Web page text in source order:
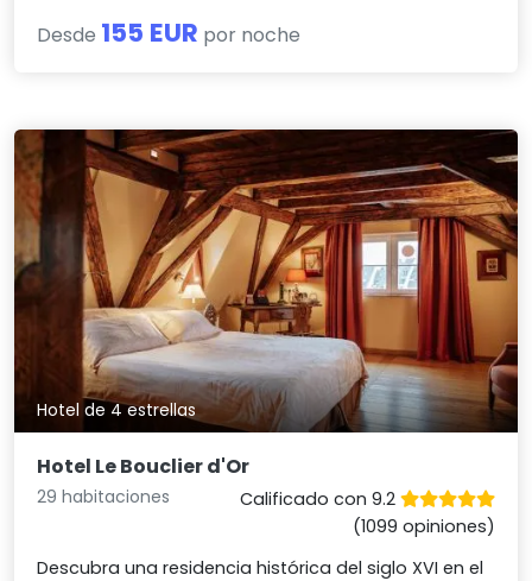
Desde 155 EUR por noche
Hotel de 4 estrellas
Hotel Le Bouclier d'Or
29 habitaciones
Calificado con 9.2
(1099 opiniones)
Descubra una residencia histórica del siglo XVI en el